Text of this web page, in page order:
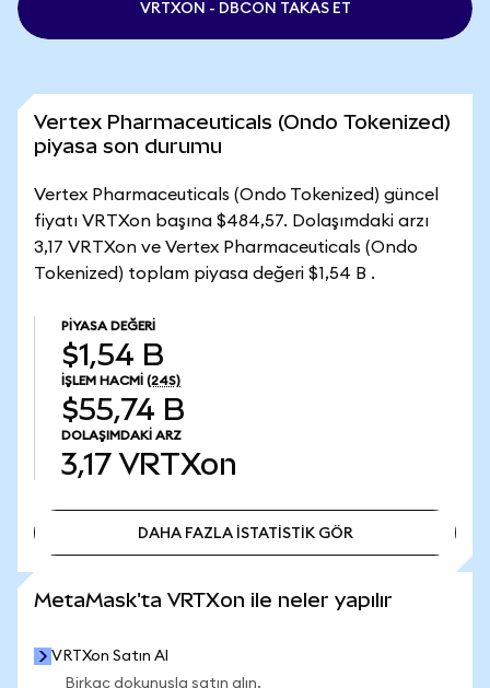
VRTXON - DBCON TAKAS ET
Vertex Pharmaceuticals (Ondo Tokenized)
piyasa son durumu
Vertex Pharmaceuticals (Ondo Tokenized) güncel
fiyatı VRTXon başına $484,57. Dolaşımdaki arzı
3,17 VRTXon ve Vertex Pharmaceuticals (Ondo
Tokenized) toplam piyasa değeri $1,54 B .
PIYASA DEĞERI
$1,54 B
İŞLEM HACMI (24S)
$55,74 B
DOLAŞIMDAKI ARZ
3,17 VRTXon
DAHA FAZLA İSTATİSTİK GÖR
MetaMask'ta VRTXon ile neler yapılır
VRTXon Satın Al
Birkaç dokunuşla satın alın.